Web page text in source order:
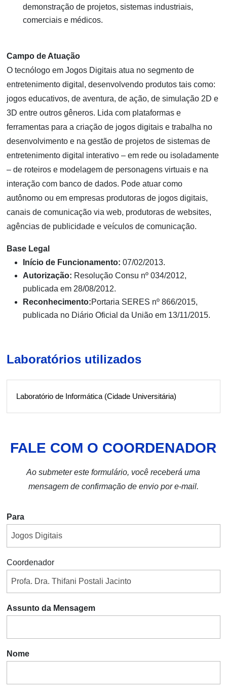
demonstração de projetos, sistemas industriais,
comerciais e médicos.
Campo de Atuação
O tecnólogo em Jogos Digitais atua no segmento de
entretenimento digital, desenvolvendo produtos tais como:
jogos educativos, de aventura, de ação, de simulação 2D e
3D entre outros gêneros. Lida com plataformas e
ferramentas para a criação de jogos digitais e trabalha no
desenvolvimento e na gestão de projetos de sistemas de
entretenimento digital interativo – em rede ou isoladamente
– de roteiros e modelagem de personagens virtuais e na
interação com banco de dados. Pode atuar como
autônomo ou em empresas produtoras de jogos digitais,
canais de comunicação via web, produtoras de websites,
agências de publicidade e veículos de comunicação.
Base Legal
Início de Funcionamento:07/02/2013.
Autorização: Resolução Consu nº 034/2012,
publicada em 28/08/2012.
Reconhecimento:Portaria SERES nº 866/2015,
publicada no Diário Oficial da União em 13/11/2015.
Laboratórios utilizados
Laboratório de Informática (Cidade Universitária)
FALE COM O COORDENADOR
Ao submeter este formulário, você receberá uma
mensagem de confirmação de envio por e-mail.
Para
Coordenador
Assunto da Mensagem
Nome